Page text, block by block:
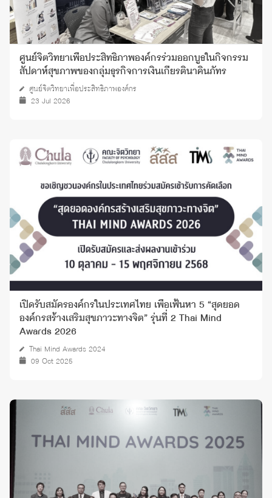
ศูนย์จิตวิทยาเพื่อประสิทธิภาพองค์กรร่วมออกบูธในกิจกรรม
สัปดาห์สุขภาพของกลุ่มธุรกิจการเงินเกียรตินาคินภัทร
ศูนย์จิตวิทยาเพื่อประสิทธิภาพองค์กร
23 Jul 2026
เปิดรับสมัครองค์กรในประเทศไทย เพื่อเฟ้นหา 5 “สุดยอด
องค์กรสร้างเสริมสุขภาวะทางจิต” รุ่นที่ 2 Thai Mind
Awards 2026
Thai Mind Awards 2024
09 Oct 2025